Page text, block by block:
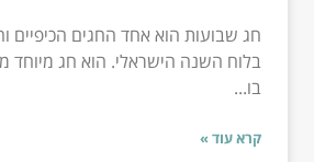
חג שבועות הוא אחד החגים הכיפיים
בלוח השנה הישראלי. הוא חג מיוחד
בו...
קרא עוד »